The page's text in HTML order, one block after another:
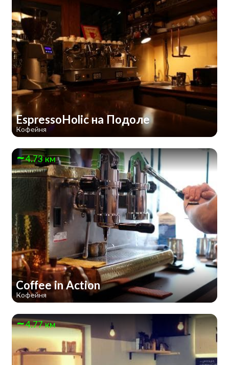
EspressoHolic на Подоле
Кофейня
4.73 км
Coffee in Action
Кофейня
4.77 км